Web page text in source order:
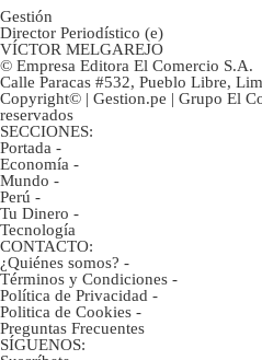
Gestión
Director Periodístico (e)
VÍCTOR MELGAREJO
© Empresa Editora El Comercio S.A.
Calle Paracas #532, Pueblo Libre,
Copyright© | Gestion.pe | Grupo El
reservados
SECCIONES:
Portada -
Economía -
Mundo -
Perú -
Tu Dinero -
Tecnología
CONTACTO:
¿Quiénes somos? -
Términos y Condiciones -
Política de Privacidad -
Politica de Cookies -
Preguntas Frecuentes
SÍGUENOS: